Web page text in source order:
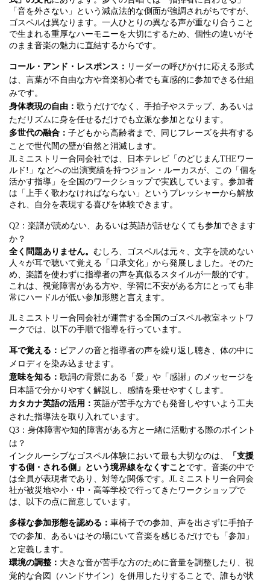
「音を外さない」という減点法的な側面が強調されがちですが、
ゴスペルは異なります。一人ひとりの異なる声が重なり合うこと
で生まれる重厚なハーモニーを大切にするため、個性の違いがそ
のまま音楽の魅力に直結するからです。
コール・アンド・レスポンス： リーダーの呼びかけに応える形式
は、言葉が不自由な方や音楽初心者でも直感的に参加できる仕組
みです。
身体表現の自由： 歌うだけでなく、手拍子やステップ、あるいは
ただリズムに身を任せるだけでも立派な参加となります。
多世代の融合： 子どもから高齢者まで、同じフレーズを共有する
ことで世代間の壁が自然と消滅します。
JLミニストリー合同会社では、日本テレビ「のどじまんTHEワー
ルド!」などへの出演実績を持つジョン・ルーカスが、この「個を
活かす指導」を全国のワークショップで実践しています。参加者
は「上手く歌わなければならない」というプレッシャーから解放
され、自分を表現する喜びを体験できます。
Q2：楽譜が読めない、あるいは英語が話せなくても参加できます
か？
全く問題ありません。 むしろ、ゴスペルは元々、文字を読めない
人々が耳で聴いて覚える「口承文化」から発展しました。そのた
め、楽譜を使わずに指導者の声を真似るスタイルが一般的です。
これは、視覚障害がある方や、学習に不安がある方にとっても非
常にハードルが低い参加形態と言えます。
JLミニストリー合同会社が運営する全国のゴスペル教室ネットワ
ークでは、以下の手順で指導を行っています。
耳で覚える： ピアノの音と指導者の声を繰り返し聴き、体の中に
メロディを染み込ませます。
意味を知る： 歌詞の背景にある「愛」や「感謝」のメッセージを
日本語で分かりやすく解説し、感情を乗せやすくします。
カタカナ英語の活用： 英語が苦手な方でも発音しやすいよう工夫
された指導法を取り入れています。
Q3：身体障害や知的障害がある方と一緒に活動する際のポイント
は？
インクルーシブなゴスペル体験において最も大切なのは、
「支援
する側・される側」という境界線をなくすこと です。音楽の中で
は全員が表現者であり、対等な関係です。JLミニストリー合同会
社が被災地や小・中・高等学校で行ってきたワークショップで
は、以下の点に留意しています。
多様な参加形態を認める： 車椅子での参加、声を出さずに手拍子
での参加、あるいはその場にいて音楽を感じるだけでも「参加」
と定義します。
環境の調整： 大きな音が苦手な方のために音量を調整したり、視
覚的な合図（ハンドサイン）を併用したりすることで、誰もが状